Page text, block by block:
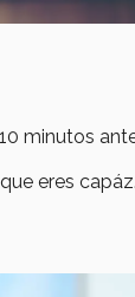
minutos
eres capáz.